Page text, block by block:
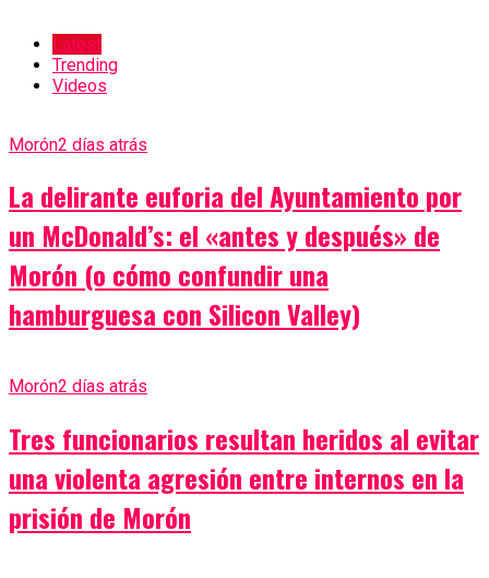
Latest
Trending
Videos
Morón2 días atrás
La delirante euforia del Ayuntamiento por
un McDonald’s: el «antes y después» de
Morón (o cómo confundir una
hamburguesa con Silicon Valley)
Morón2 días atrás
Tres funcionarios resultan heridos al evitar
una violenta agresión entre internos en la
prisión de Morón